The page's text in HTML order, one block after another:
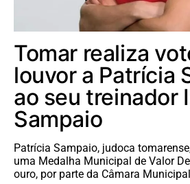
Tomar realiza
louvor a Patrícia
ao seu treinador
Sampaio
Patrícia Sampaio, judoca
uma Medalha Municipal de Valor
ouro, por parte da Câmara